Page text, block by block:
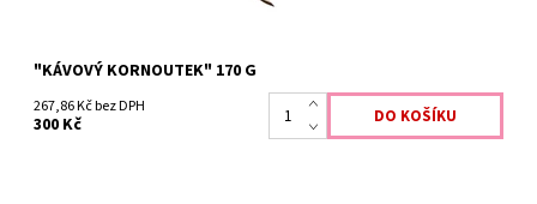
"KÁVOVÝ KORNOUTEK" 170 G
267,86 Kč bez DPH
300 Kč